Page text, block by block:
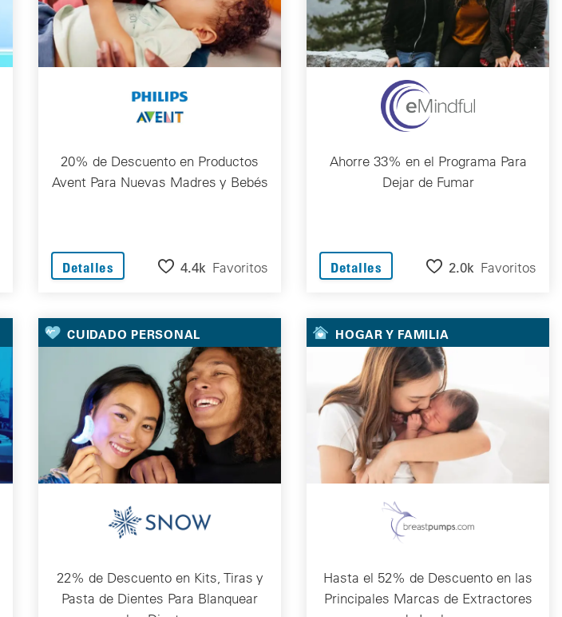
20% de Descuento en Productos
Avent Para Nuevas Madres y Bebés
Detalles 4.4k Favoritos
Ahorre 33% en el Programa Para
Dejar de Fumar
Detalles 2.0k Favoritos
CUIDADO PERSONAL
22% de Descuento en Kits, Tiras y
Pasta de Dientes Para Blanquear
HOGAR Y FAMILIA
Hasta el 52% de Descuento en las
Principales Marcas de Extractores